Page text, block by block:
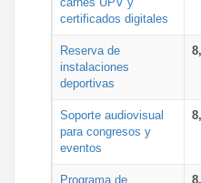
certificados digitales
Reserva de
instalaciones
deportivas
Soporte audiovisual
para congresos y
eventos
Programa de